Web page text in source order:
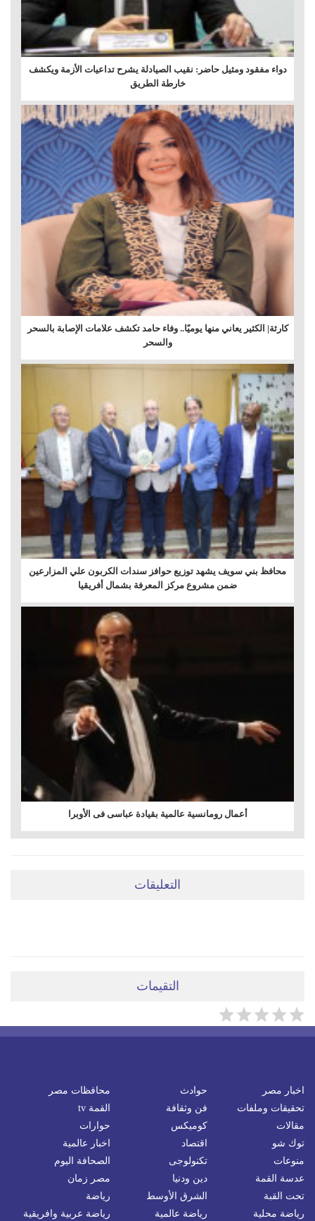
دواء مفقود ومثيل حاضر: نقيب الصيادلة يشرح تداعيات الأزمة ويكشف
خارطة الطريق
كارثة| الكثير يعاني منها يوميًا.. وفاء حامد تكشف علامات الإصابة بالسحر
والسحر
محافظ بني سويف يشهد توزيع حوافز سندات الكربون علي المزارعين
ضمن مشروع مركز المعرفة بشمال أفريقيا
أعمال رومانسية عالمية بقيادة عباسى فى الأوبرا
التعليقات
التقيمات
اخبار مصر حوادث
محافظات مصر
تحقيقات وملفات
فن وثقافة
القمة tv
مقالات
كوميكس
حوارات
توك شو
اقتصاد
اخبار عالمية
منوعات
تكنولوجى
الصحافة اليوم
عدسة القمة
دين ودنيا
مصر زمان
تحت القبة
الشرق الأوسط
رياضة
رياضة محلية
رياضة عالمية رياضة عربية وافريقية